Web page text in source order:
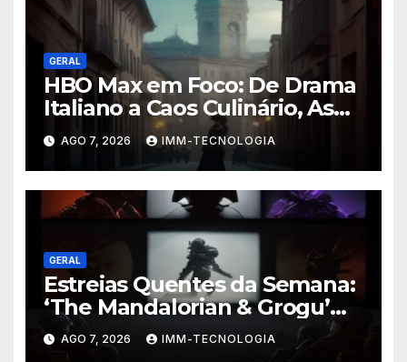
GERAL
HBO Max em Foco: De Drama
Italiano a Caos Culinário, As
Novidades Imperdíveis da
Semana (16 a 22 de Fevereiro)
AGO 7, 2026 IMM-TECNOLOGIA
GERAL
Estreias Quentes da Semana:
‘The Mandalorian & Grogu’
Anunciado e Outros
Lançamentos Imperdíveis!
AGO 7, 2026 IMM-TECNOLOGIA